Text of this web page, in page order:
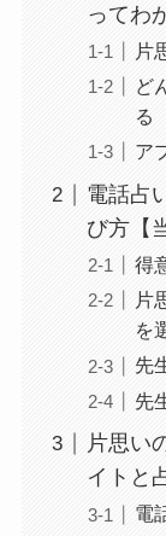
ってわ
片
ど
る
ア
電話占
び方【
得
片
を
先
先
片思い
イトと
電